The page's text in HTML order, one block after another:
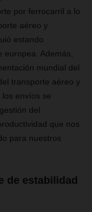
por ferrocarril a lo
aéreo y
estando
Además,
mundial del
transporte aéreo y
envíos se
del
que nos
para nuestros
de estabilidad